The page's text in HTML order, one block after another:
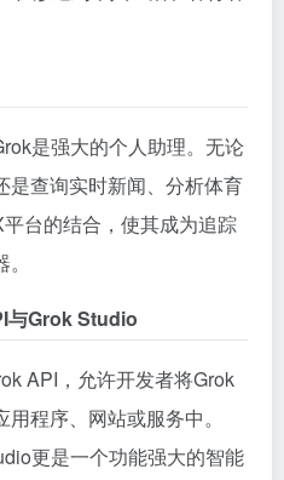
是强大的个人助理。无论
是查询实时新闻、分析体育
台的结合，使其成为追踪
与Grok Studio
API，允许开发者将Grok
程序、网站或服务中。
更是一个功能强大的智能